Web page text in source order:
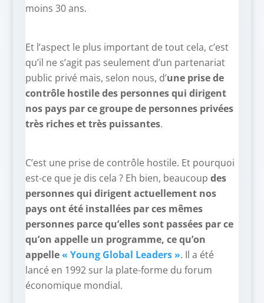
moins 30 ans.
Et l’aspect le plus important de tout cela, c’est
qu’il ne s’agit pas seulement d’un partenariat
public privé mais, selon nous, d’une prise de
contrôle hostile des personnes qui dirigent
nos pays par ce groupe de personnes privées
très riches et très puissantes.
C’est une prise de contrôle hostile. Et pourquoi
est-ce que je dis cela ? Eh bien, beaucoup des
personnes qui dirigent actuellement nos
pays ont été installées par ces mêmes
personnes parce qu’elles sont passées par ce
qu’on appelle un programme, ce qu’on
appelle« Young Global Leaders ». Il a été
lancé en 1992 sur la plate-forme du forum
économique mondial.